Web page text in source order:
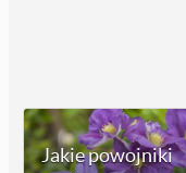
Jakie powojniki